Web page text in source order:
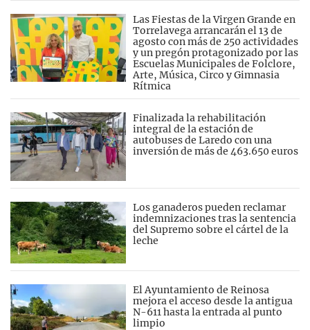
Las Fiestas de la Virgen Grande en
Torrelavega arrancarán el 13 de
agosto con más de 250 actividades
y un pregón protagonizado por las
Escuelas Municipales de Folclore,
Arte, Música, Circo y Gimnasia
Rítmica
Finalizada la rehabilitación
integral de la estación de
autobuses de Laredo con una
inversión de más de 463.650 euros
Los ganaderos pueden reclamar
indemnizaciones tras la sentencia
del Supremo sobre el cártel de la
leche
El Ayuntamiento de Reinosa
mejora el acceso desde la antigua
N-611 hasta la entrada al punto
limpio